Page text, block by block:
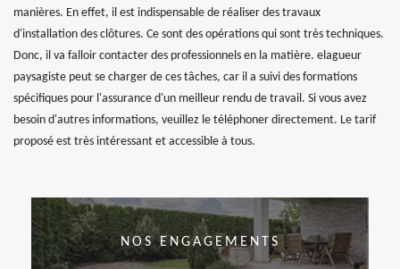
manières. En effet, il est indispensable de réaliser des travaux
d'installation des clôtures. Ce sont des opérations qui sont très techniques.
Donc, il va falloir contacter des professionnels en la matière. elagueur
paysagiste peut se charger de ces tâches, car il a suivi des formations
spécifiques pour l'assurance d'un meilleur rendu de travail. Si vous avez
besoin d'autres informations, veuillez le téléphoner directement. Le tarif
proposé est très intéressant et accessible à tous.
NOS ENGAGEMENTS